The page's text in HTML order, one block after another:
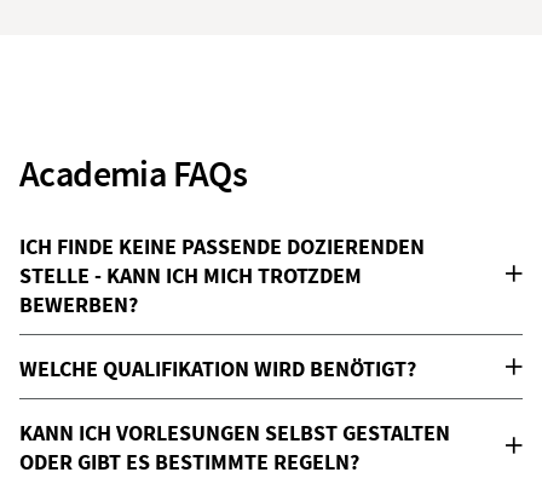
Academia FAQs
ICH FINDE KEINE PASSENDE DOZIERENDEN
STELLE - KANN ICH MICH TROTZDEM
BEWERBEN?
WELCHE QUALIFIKATION WIRD BENÖTIGT?
KANN ICH VORLESUNGEN SELBST GESTALTEN
ODER GIBT ES BESTIMMTE REGELN?